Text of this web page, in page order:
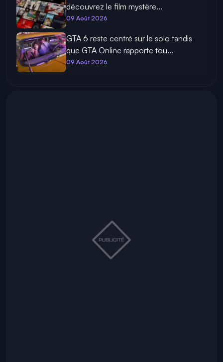
découvrez le film mystère...
09 Août 2026
GTA 6 reste centré sur le solo tandis
que GTA Online rapporte tou...
09 Août 2026